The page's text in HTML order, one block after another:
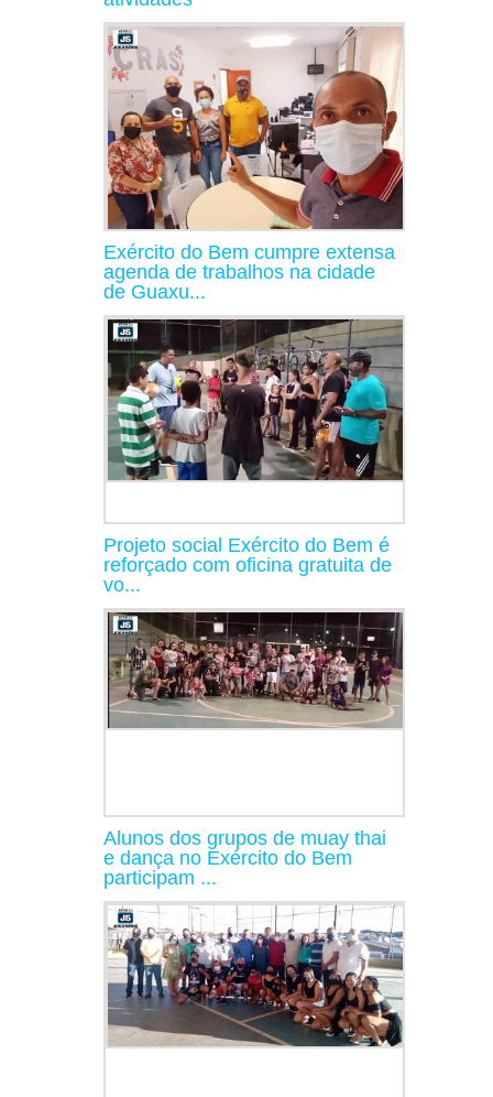
Exército do Bem cumpre extensa
agenda de trabalhos na cidade
de Guaxu...
Projeto social Exército do Bem é
reforçado com oficina gratuita de
vo...
Alunos dos grupos de muay thai
e dança no Exército do Bem
participam ...